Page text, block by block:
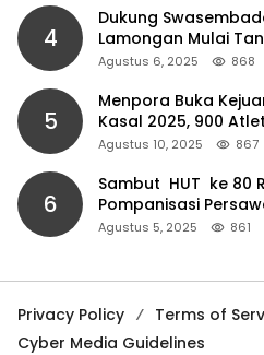
4
Dukung
Lamongan Mulai
Agustus 6, 2025 868
5
Menpora Buka
Kasal 2025, 900
Agustus 10, 2025 867
6
Sambut HUT ke 80
Pompanisasi
Agustus 5, 2025 861
Privacy Policy Terms of
Cyber Media Guidelines